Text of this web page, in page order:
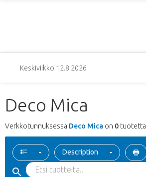
Keskiviikko 12.8.2026
Deco Mica
Verkkotunnuksessa Deco Mica on 0 tuotetta
Description